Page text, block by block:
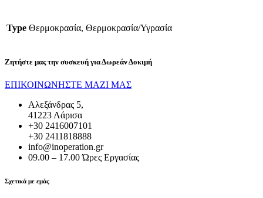
Type Θερμοκρασία, Θερμοκρασία/Υγρασία
Ζητήστε μας την συσκευή γιαΔωρεάν Δοκιμή
ΕΠΙΚΟΙΝΩΝΗΣΤΕ ΜΑΖΙ ΜΑΣ
Αλεξάνδρας 5,
41223 Λάρισα
+30 2416007101
+30 2411818888
info@inoperation.gr
09.00 – 17.00 Ώρες Εργασίας
Σχετικά με εμάς